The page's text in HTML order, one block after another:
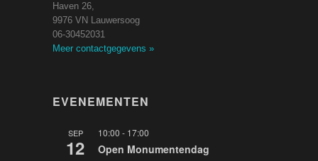
Haven 26,
9976 VN Lauwersoog
06-30452031
Meer contactgegevens »
EVENEMENTEN
SEP
12
10:00 - 17:00
Open Monumentendag